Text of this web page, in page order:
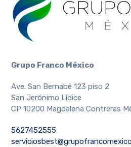
Grupo Franco México
Ave. San Bernabé 123 piso 2
San Jerónimo Lídice
CP 10200 Magdalena Contreras
5627452555